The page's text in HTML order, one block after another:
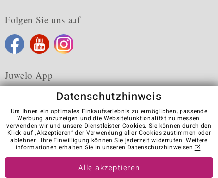
Folgen Sie uns auf
Juwelo App
Karriere AGB Datenschutz Cookies
Impressum
Kontakt
Vertrag widerrufen
Visit our stores in other countries:
Datenschutzhinweis
Um Ihnen ein optimales Einkaufserlebnis zu ermöglichen, passende
Werbung anzuzeigen und die Websitefunktionalität zu messen,
verwenden wir und unsere Dienstleister Cookies. Sie können durch den
Klick auf „Akzeptieren“ der Verwendung aller Cookies zustimmen oder
ablehnen. Ihre Einwilligung können Sie jederzeit widerrufen. Weitere
Informationen erhalten Sie in unseren Datenschutzhinweisen .
Alle akzeptieren